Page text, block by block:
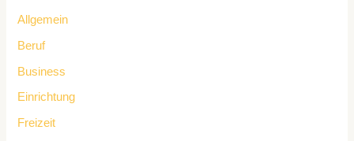
Allgemein
Beruf
Business
Einrichtung
Freizeit